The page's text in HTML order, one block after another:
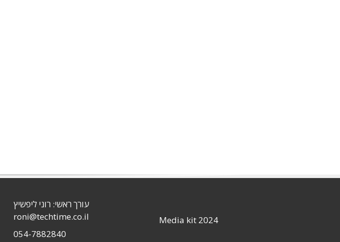
Media kit 2024
עורך ראשי: רוני ליפשיץ
roni@techtime.co.il
054-7882840